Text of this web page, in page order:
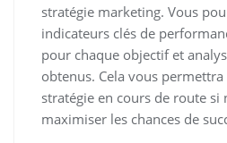
stratégie marketing. Vous
indicateurs clés de
pour chaque objectif et
obtenus. Cela vous permettra
stratégie en cours de route si
maximiser les chances de